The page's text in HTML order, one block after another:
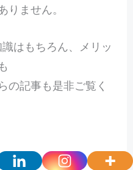
ません。
はもちろん、メリッ
の記事も是非ご覧く